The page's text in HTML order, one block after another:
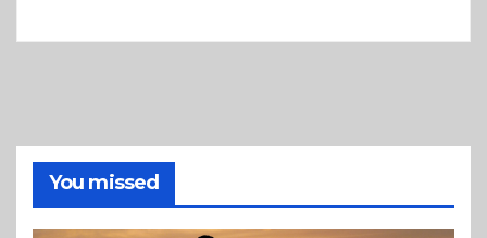
richtige
Entscheidung
You missed